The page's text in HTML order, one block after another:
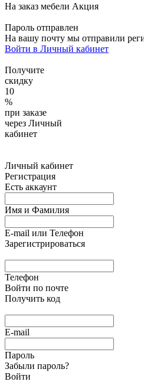
На заказ мебели Акция
Пароль отправлен
На вашу почту мы отправили
Войти в Личный кабинет
Получите
скидку
10
%
при заказе
через Личный
кабинет
Личный кабинет
Регистрация
Есть аккаунт
Имя и Фамилия
E-mail или Телефон
Зарегистрироваться
Телефон
Войти по почте
Получить код
E-mail
Пароль
Забыли пароль?
Войти